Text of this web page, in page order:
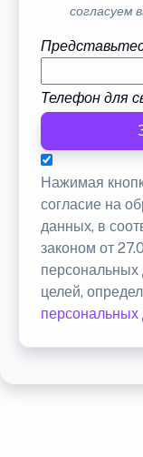
согласуем
Телефон для
Нажимая
согласие на
данных, в
законом от
персональных
целей,